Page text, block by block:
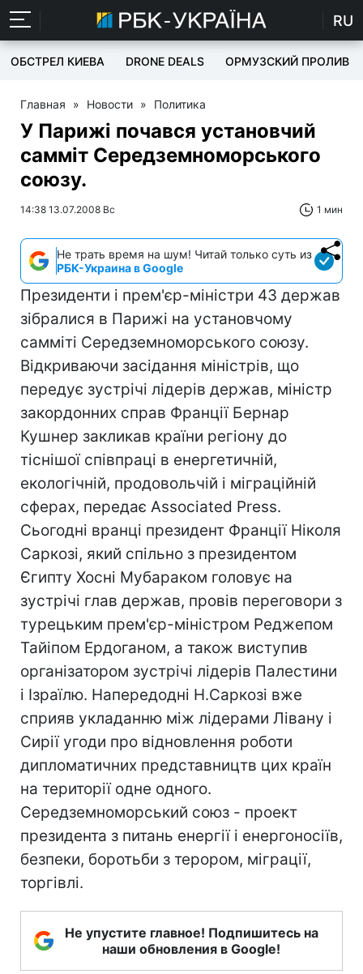
RU
ОБСТРЕЛ КИЕВА DRONE DEALS ОРМУЗСКИЙ ПРОЛИВ
Главная » Новости » Политика
У Парижі почався установчий
самміт Середземноморського
союзу.
14:38 13.07.2008 Вс 1 мин
Не трать время на шум! Читай только суть из
РБК-Украина в Google
Президенти і прем'єр-міністри 43 держав
зібралися в Парижі на установчому
самміті Середземноморського союзу.
Відкриваючи засідання міністрів, що
передує зустрічі лідерів держав, міністр
закордонних справ Франції Бернар
Кушнер закликав країни регіону до
тіснішої співпраці в енергетичній,
екологічній, продовольчій і міграційній
сферах, передає Associated Press.
Сьогодні вранці президент Франції Ніколя
Саркозі, який спільно з президентом
Єгипту Хосні Мубараком головує на
зустрічі глав держав, провів переговори з
турецьким прем'єр-міністром Реджепом
Тайіпом Ердоганом, а також виступив
організатором зустрічі лідерів Палестини
і Ізраїлю. Напередодні Н.Саркозі вже
сприяв укладанню між лідерами Лівану і
Сирії угоди про відновлення роботи
дипломатичних представництв цих країн
на території одне одного.
Середземноморський союз - проект
президента з питань енергії і енергоносіїв,
безпеки, боротьби з терором, міграції,
торгівлі.
Не упустите главное! Подпишитесь на
наши обновления в Google!